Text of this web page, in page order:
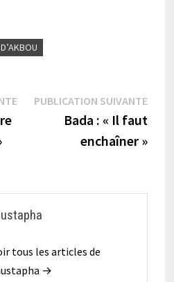
Publication
précédente :
PUBLICATION SUIVANTE
Bada : « Il faut
enchaîner »
tous les articles de
→